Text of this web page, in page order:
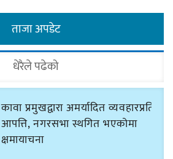
ताजा अपडेट
धेरैले पढेको
कावा प्रमुखद्वारा अमर्यादित व्यवहारप्रति
आपत्ति, नगरसभा स्थगित भएकोमा
क्षमायाचना